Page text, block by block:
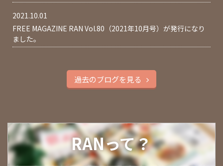
2021.10.01
FREE MAGAZINE RAN Vol.80（2021年10月号）が発行になり
ました。
過去のブログを見る
RANって？